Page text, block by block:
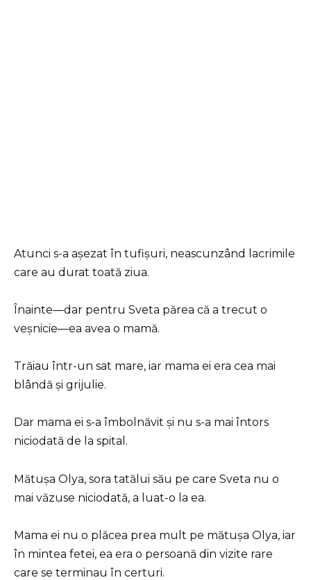
Atunci s-a așezat în tufișuri, neascunzând lacrimile
care au durat toată ziua.
Înainte—dar pentru Sveta părea că a trecut o
veșnicie—ea avea o mamă.
Trăiau într-un sat mare, iar mama ei era cea mai
blândă și grijulie.
Dar mama ei s-a îmbolnăvit și nu s-a mai întors
niciodată de la spital.
Mătușa Olya, sora tatălui său pe care Sveta nu o
mai văzuse niciodată, a luat-o la ea.
Mama ei nu o plăcea prea mult pe mătușa Olya, iar
în mintea fetei, ea era o persoană din vizite rare
care se terminau în certuri.